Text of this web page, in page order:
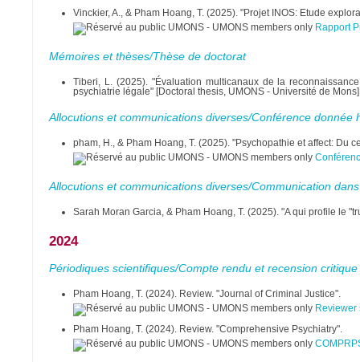
Vinckier, A., & Pham Hoang, T. (2025). "Projet INOS: Etude
Rapport
Mémoires et thèses/Thèse de doctorat
Tiberi, L. (2025). "Évaluation multicanaux de la
psychiatrie légale" [Doctoral thesis, UMONS - Université de
Allocutions et communications diverses/Conférence donnée
pham, H., & Pham Hoang, T. (2025). "Psychopathie et affect: Du
Allocutions et communications diverses/Communication
Sarah Moran Garcia, & Pham Hoang, T. (2025). "A qui profile le
2024
Périodiques scientifiques/Compte rendu et recension critique
Pham Hoang, T. (2024). Review. "Journal of Criminal Justice".
Reviewer
Pham Hoang, T. (2024). Review. "Comprehensive Psychiatry".